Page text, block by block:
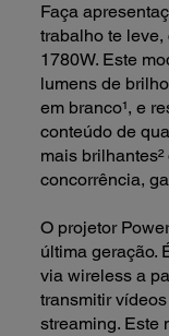
Faça
trabalho te
1780W. Este
lumens de
em branco¹, e
conteúdo de
mais
concorrência,
O projetor
última geração.
via wireless a
transmitir
streaming.